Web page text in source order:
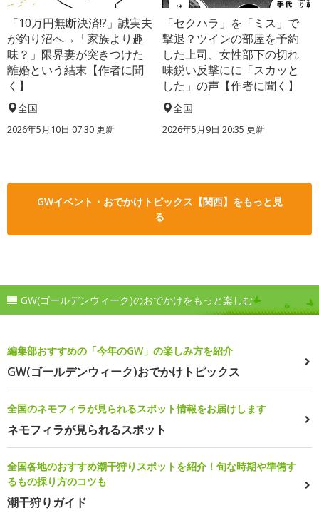
「10万円無断決済!?」誠実夫
が釣り沼へ→「家族より趣
味？」限界妻が突きつけた
離婚という結末【作者に聞
く】
全国
2026年5月10日 07:30 更新
「セクハラ」を「ミス」で
撃退？ツインの部屋を予約
した上司、女性部下の切れ
味鋭い反撃にに「スカッと
した」の声【作者に聞く】
全国
2026年5月9日 20:35 更新
GWイベント・おでかけトピックス【関西】をもっと見
る
GW(ゴールデンウィーク)のおでかけをもっと楽しむ
編集部おすすめの「今年のGW」の楽しみ方を紹介
GW(ゴールデンウィーク)おでかけトピックス
全国のネモフィラが見られるスポット情報をお届けします
ネモフィラが見られるスポット
全国各地のおすすめ潮干狩りスポットを紹介！旬な時期や準備す
るもの採り方のコツも
潮干狩りガイド